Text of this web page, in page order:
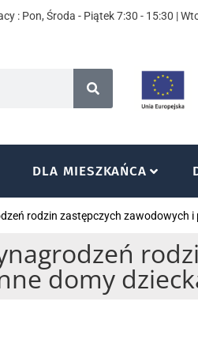
: Pon, Środa - Piątek 7:30 - 15:30 |
DLA MIESZKAŃCA
rodzin zastępczych zawodowych
domy